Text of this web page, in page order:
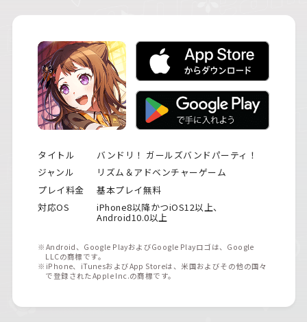
タイトル
バンドリ！ ガールズバンドパーティ！
ジャンル
リズム＆アドベンチャーゲーム
プレイ料金
基本プレイ無料
対応OS
iPhone8以降かつiOS12以上、
Android10.0以上
※Android、Google PlayおよびGoogle Playロゴは、Google
LLCの商標です。
※iPhone、iTunesおよびApp Storeは、米国およびその他の国々
で登録されたApple Inc.の商標です。